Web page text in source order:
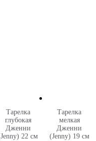
Тарелка
глубокая
Дженни
22 см
Тарелка
мелкая
Дженни
(Jenny) 19 см